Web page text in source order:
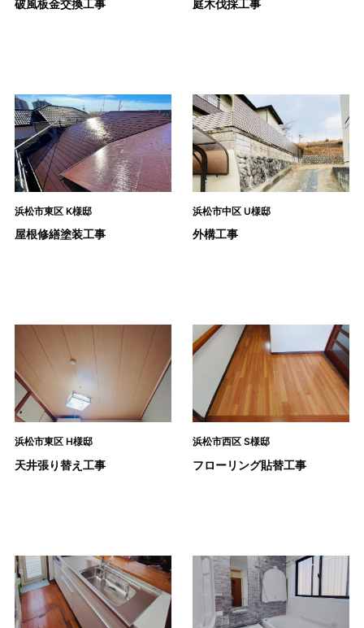
破風板金交換工事 庭木伐採工事
浜松市東区 K様邸
屋根修繕塗装工事
浜松市中区 U様邸
外構工事
浜松市東区 H様邸
天井張り替え工事
浜松市西区 S様邸
フローリング貼替工事